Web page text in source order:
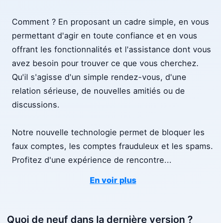
Comment ? En proposant un cadre simple, en vous
permettant d'agir en toute confiance et en vous
offrant les fonctionnalités et l'assistance dont vous
avez besoin pour trouver ce que vous cherchez.
Qu'il s'agisse d'un simple rendez-vous, d'une
relation sérieuse, de nouvelles amitiés ou de
discussions.
Notre nouvelle technologie permet de bloquer les
faux comptes, les comptes frauduleux et les spams.
Profitez d'une expérience de rencontre...
En voir plus
Quoi de neuf dans la dernière version ?